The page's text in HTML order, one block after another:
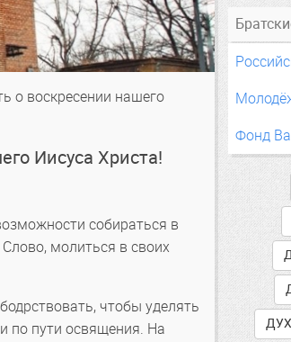
о воскресении нашего
Иисуса Христа!
собираться в
молиться в своих
чтобы уделять
по пути освящения. На
Фонд